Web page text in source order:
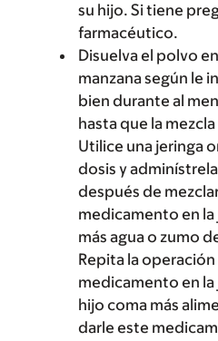
su hijo. Si tiene
farmacéutico.
Disuelva el polvo
manzana según le
bien durante al
hasta que la
Utilice una jeringa
dosis y
después de
medicamento en
más agua o zumo
Repita la
medicamento en la
hijo coma más
darle este